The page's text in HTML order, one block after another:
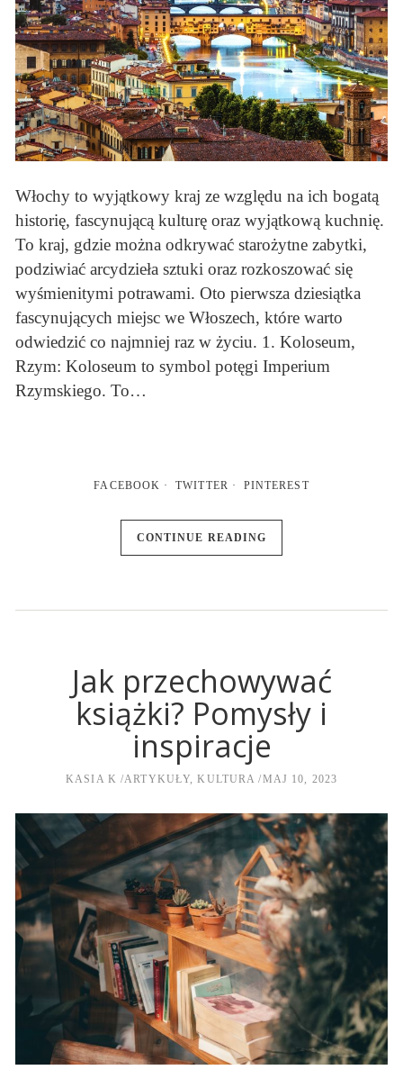
Włochy to wyjątkowy kraj ze względu na ich bogatą
historię, fascynującą kulturę oraz wyjątkową kuchnię.
To kraj, gdzie można odkrywać starożytne zabytki,
podziwiać arcydzieła sztuki oraz rozkoszować się
wyśmienitymi potrawami. Oto pierwsza dziesiątka
fascynujących miejsc we Włoszech, które warto
odwiedzić co najmniej raz w życiu. 1. Koloseum,
Rzym: Koloseum to symbol potęgi Imperium
Rzymskiego. To…
FACEBOOK TWITTER PINTEREST
CONTINUE READING
Jak przechowywać
książki? Pomysły i
inspiracje
KASIA K ARTYKUŁY,KULTURA MAJ 10, 2023